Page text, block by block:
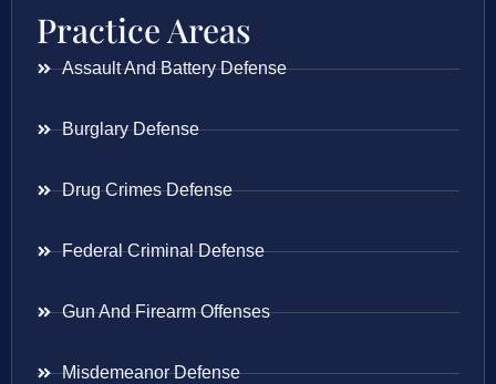
Practice Areas
Assault And Battery Defense
Burglary Defense
Drug Crimes Defense
Federal Criminal Defense
Gun And Firearm Offenses
Misdemeanor Defense